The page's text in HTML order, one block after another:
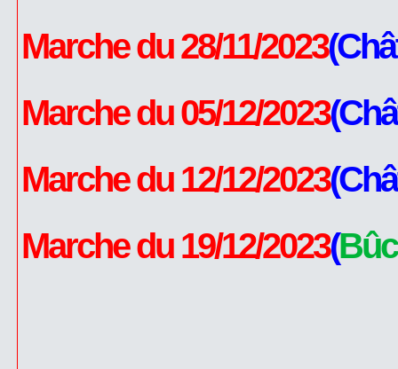
Marche du 28/11/2023
Marche du 05/12/2023
Marche du 12/12/2023
Marche du 19/12/2023(